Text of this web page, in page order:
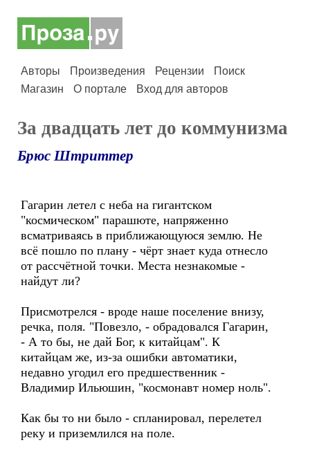
Авторы Произведения Рецензии
Поиск
Магазин
О портале Вход для авторов
За двадцать лет до коммунизма
Брюс Штриттер
Гагарин летел с неба на гигантском
"космическом" парашюте, напряженно
всматриваясь в приближающуюся землю. Не
всё пошло по плану - чёрт знает куда отнесло
от рассчётной точки. Места незнакомые -
найдут ли?
Присмотрелся - вроде наше поселение внизу,
речка, поля. "Повезло, - обрадовался Гагарин,
- А то бы, не дай Бог, к китайцам". К
китайцам же, из-за ошибки автоматики,
недавно угодил его предшественник -
Владимир Ильюшин, "космонавт номер ноль".
Как бы то ни было - спланировал, перелетел
реку и приземлился на поле.